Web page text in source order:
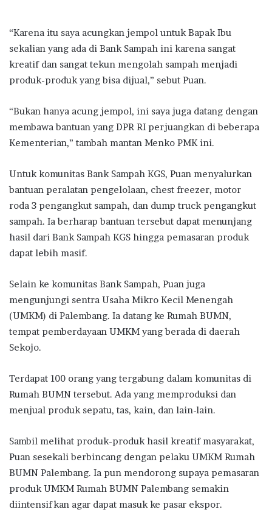
“Karena itu saya acungkan jempol untuk Bapak Ibu
sekalian yang ada di Bank Sampah ini karena sangat
kreatif dan sangat tekun mengolah sampah menjadi
produk-produk yang bisa dijual,” sebut Puan.
“Bukan hanya acung jempol, ini saya juga datang dengan
membawa bantuan yang DPR RI perjuangkan di beberapa
Kementerian,” tambah mantan Menko PMK ini.
Untuk komunitas Bank Sampah KGS, Puan menyalurkan
bantuan peralatan pengelolaan, chest freezer, motor
roda 3 pengangkut sampah, dan dump truck pengangkut
sampah. Ia berharap bantuan tersebut dapat menunjang
hasil dari Bank Sampah KGS hingga pemasaran produk
dapat lebih masif.
Selain ke komunitas Bank Sampah, Puan juga
mengunjungi sentra Usaha Mikro Kecil Menengah
(UMKM) di Palembang. Ia datang ke Rumah BUMN,
tempat pemberdayaan UMKM yang berada di daerah
Sekojo.
Terdapat 100 orang yang tergabung dalam komunitas di
Rumah BUMN tersebut. Ada yang memproduksi dan
menjual produk sepatu, tas, kain, dan lain-lain.
Sambil melihat produk-produk hasil kreatif masyarakat,
Puan sesekali berbincang dengan pelaku UMKM Rumah
BUMN Palembang. Ia pun mendorong supaya pemasaran
produk UMKM Rumah BUMN Palembang semakin
diintensifkan agar dapat masuk ke pasar ekspor.